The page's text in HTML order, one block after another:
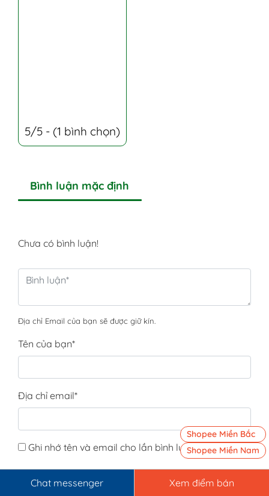
5/5 - (1 bình chọn)
Bình luận mặc định
Chưa có bình luận!
Địa chỉ Email của bạn sẽ được giữ kín.
Tên của bạn*
Địa chỉ email*
Ghi nhớ tên và email cho lần bình luận sau.
Chat messenger Xem điểm bán
Shopee Miền Bắc
Shopee Miền Nam